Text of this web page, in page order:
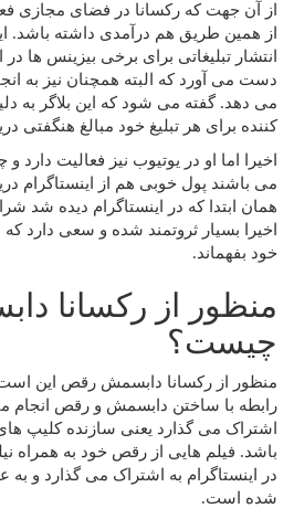
از آن جهت که رکسانا در فضای مجازی
از همین طریق هم درآمدی داشته باشد.
انتشار تبلیغاتی برای برخی بیزینس ها در
دست می آورد که البته همچنان نیز به
می دهد. گفته می شود که این بلاگر به
کننده برای هر تبلیغ خود مبالغ هنگفتی
اخیرا اما او در یوتیوب نیز فعالیت دارد و
می باشند پول خوبی هم از اینستاگرام
همان ابتدا که در اینستاگرام دیده شد
اخیرا بسیار ثروتمند شده و سعی دارد
خود بفهماند.
منظور از رکسانا
چیست؟
منظور از رکسانا دابسمش رقص این است
رابطه با ساختن دابسمش و رقص انجام
اشتراک می‌ گذارد یعنی سازنده کلیپ
باشد. فیلم هایی از رقص خود به همراه
در اینستاگرام به اشتراک می‌ گذارد و
شده است.